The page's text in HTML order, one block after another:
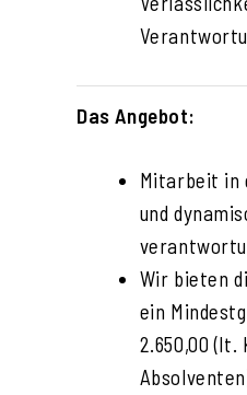
Das Angebot:
Mitarbeit in
und
Wir bieten
ein
2.650,00 (lt.